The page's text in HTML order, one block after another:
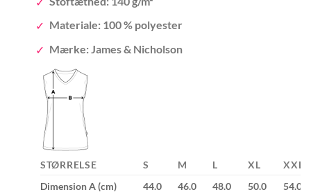
Materiale: 100 % polyester
Mærke: James & Nicholson
STØRRELSE S M L XL
XXL
Dimension A (cm)
44.0 46.0 48.0 50.0
54.0